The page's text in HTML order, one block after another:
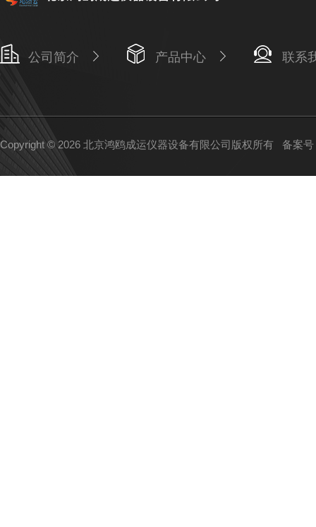
公司简介 产品中心 联系
Copyright © 2026 北京鸿鸥成运仪器设备有限公司版权所有 备案号